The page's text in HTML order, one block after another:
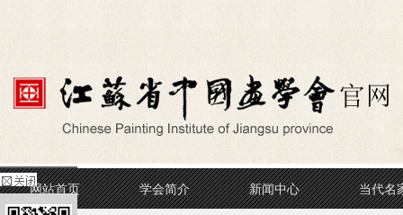
网站首页 学会简介 新闻中心 当代名